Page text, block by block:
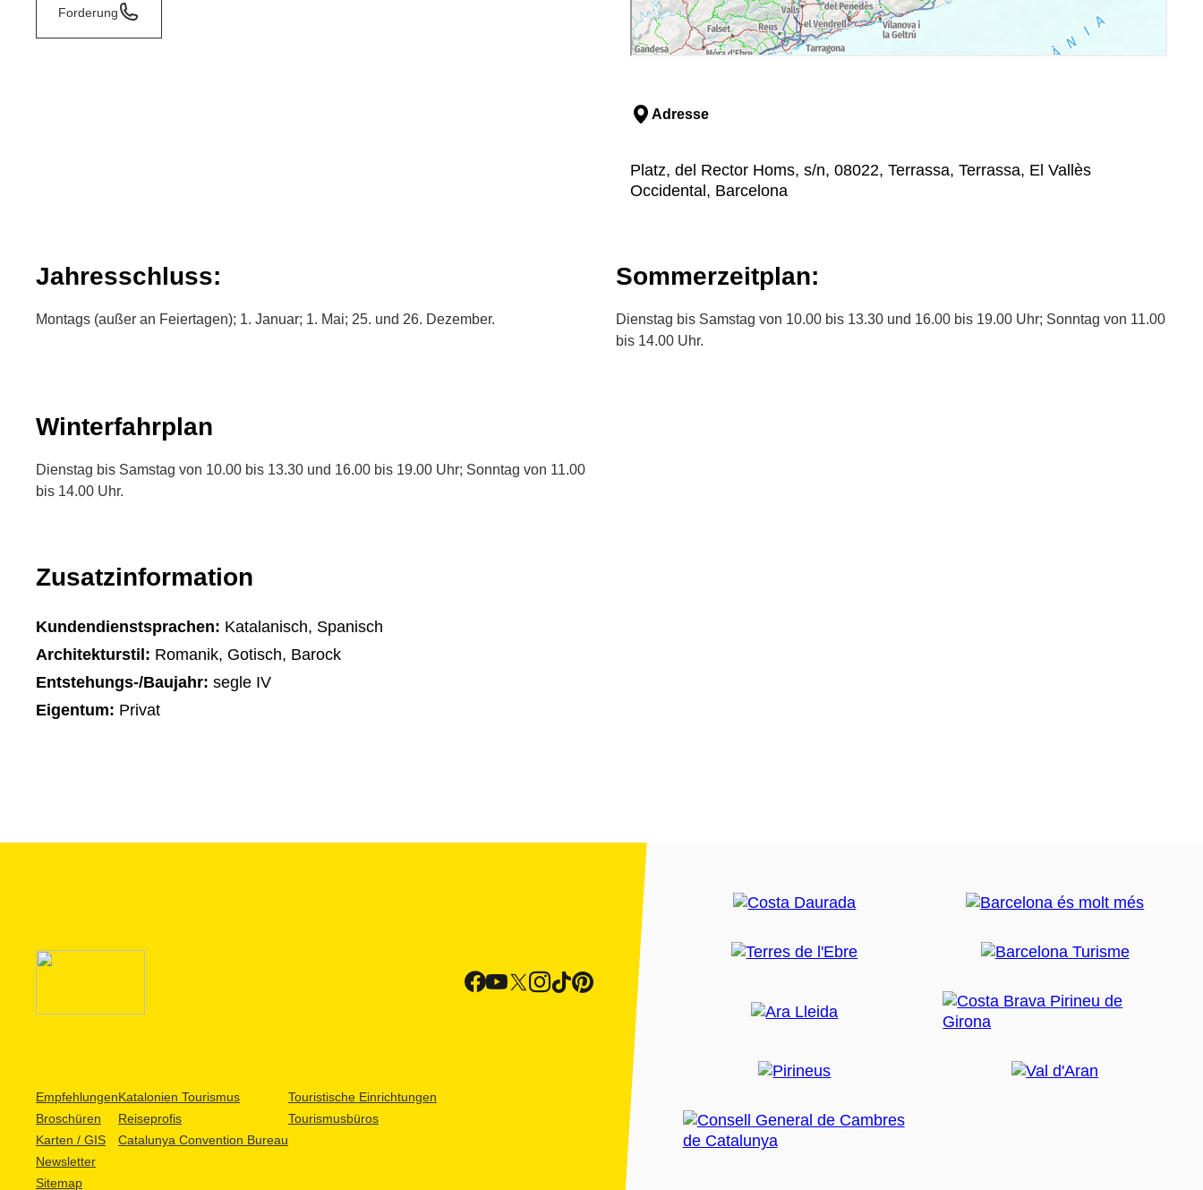
Forderung
Adresse
Platz, del Rector Homs, s/n, 08022, Terrassa, Terrassa, El Vallès
Occidental, Barcelona
Jahresschluss:
Montags (außer an Feiertagen); 1. Januar; 1. Mai; 25. und 26. Dezember.
Sommerzeitplan:
Dienstag bis Samstag von 10.00 bis 13.30 und 16.00 bis 19.00 Uhr; Sonntag von 11.00
bis 14.00 Uhr.
Winterfahrplan
Dienstag bis Samstag von 10.00 bis 13.30 und 16.00 bis 19.00 Uhr; Sonntag von 11.00
bis 14.00 Uhr.
Zusatzinformation
Kundendienstsprachen: Katalanisch, Spanisch
Architekturstil: Romanik, Gotisch, Barock
Entstehungs-/Baujahr: segle IV
Eigentum: Privat
Empfehlungen
Broschüren
Karten / GIS
Newsletter
Sitemap
Katalonien Tourismus
Reiseprofis
Catalunya Convention Bureau
Touristische Einrichtungen
Tourismusbüros